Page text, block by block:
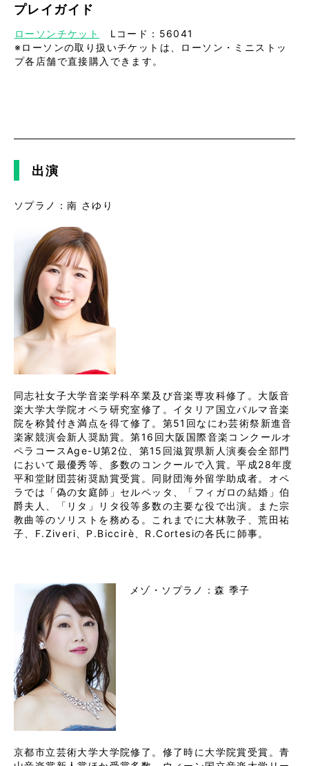
プレイガイド
ローソンチケット
Lコード：56041
※ローソンの取り扱いチケットは、ローソン・ミニストッ
プ各店舗で直接購入できます。
出演
ソプラノ：南 さゆり
同志社女子大学音楽学科卒業及び音楽専攻科修了。大阪音
楽大学大学院オペラ研究室修了。イタリア国立パルマ音楽
院を称賛付き満点を得て修了。第51回なにわ芸術祭新進音
楽家競演会新人奨励賞。第16回大阪国際音楽コンクールオ
ペラコースAge-U第2位、第15回滋賀県新人演奏会全部門
において最優秀等、多数のコンクールで入賞。平成28年度
平和堂財団芸術奨励賞受賞。同財団海外留学助成者。オペ
ラでは「偽の女庭師」セルペッタ、「フィガロの結婚」伯
爵夫人、「リタ」リタ役等多数の主要な役で出演。また宗
教曲等のソリストを務める。これまでに大林敦子、荒田祐
子、F.Ziveri、P.Biccirè、R.Cortesiの各氏に師事。
メゾ・ソプラノ：森 季子
京都市立芸術大学大学院修了。修了時に大学院賞受賞。青